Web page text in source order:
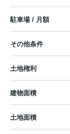
駐車場 / 月額
その他条件
土地権利
建物面積
土地面積